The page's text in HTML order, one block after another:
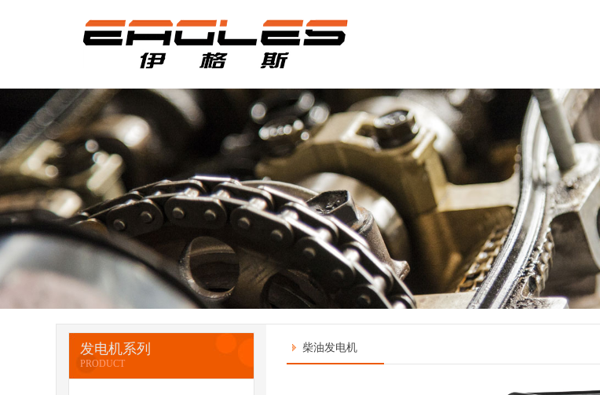
发电机系列
PRODUCT
柴油发电机